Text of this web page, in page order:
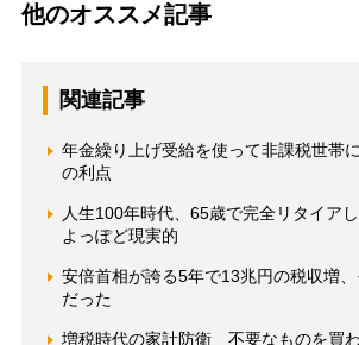
他のオススメ記事
関連記事
年金繰り上げ受給を使って非課税世帯
の利点
人生100年時代、65歳で完全リタイア
よっぽど現実的
安倍首相が誇る5年で13兆円の税収増
だった
増税時代の家計防衛 不要なものを買